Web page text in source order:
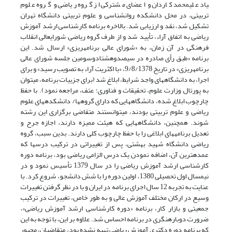
یاد علیمحمد کاردان و اعضای مشترکی از گروه ریاضی و گروه علوم
تربیتی، در محل دانشکده روان­شناسی و علوم تربیتی دانشگاه تهران
تشکیل شد، نقد و ارزیابی شد. بالاخره برنامه کارشناسی ارشد آموزش
ریاضی به اتفاق آراء، تأیید شد و از طرف گروه ریاضی شورایعالی انقلاب
فرهنگی در آن زمان، به «شورای عالی برنامه­ریزی» ارسال شد. این
برنامه «طبق رأی صادره در سیصدوهشتادوسومین جلسه شورای عالی
برنامه­ریزی» در تاریخ 9/8/1378، «با اکثریت آراء به تصویب رسید» و برای
اجرا، به دانشگا­ه­های واجد شرایط، ابلاغ شد (برای جزییات برنامه، می­توان
به پورتال وزارت علوم، تحقیقات و فناوری: عتف، مراجعه نمود). با حفظ
چارچوب ابلاغ شده، دانشگاه­هایی که دارای گروه­ها/ دانشکده­های علوم
ریاضی و علوم تربیتی بودند، می­توانستند متقاضی برگزاری این رشته
شوند. همچنین، دانشگاه­هایی که هیئت ممیزه دارند، اجازه جرح و
تعدیل برنامه­های ابلاغی را با حفظ چارچوب کلی دارند. بدین سبب، گروه
ریاضیِ دانشگاه شهید بهشتی، پس از تغییراتی در ترکیب درس­ها که
عمده­ترین آن، اضافه نمودن یک درس الزامی ریاضی بود، برنامه دوره
کارشناسی ارشد آموزش ریاضی را در سال 1379 تأسیس نمود و در
نیم­سال اول تحصیلی 1380، اولین دوره را با شش دانشجو، شروع کرد. با
عنایت به تجربه 12 سال اجرای برنامه در ایران و با در نظر گرفتن تغییرات
وسیع در ارکان مختلف آموزش عالی و به طور خاص، تغییرات در ترکیب
جمعیتی و بازار کار، برنامه «دوره کارشناسی ارشد آموزش ریاضی»،
ضرورت دوباره­نگری در برنامه احساس شد. علاوه بر این، با توجه به این